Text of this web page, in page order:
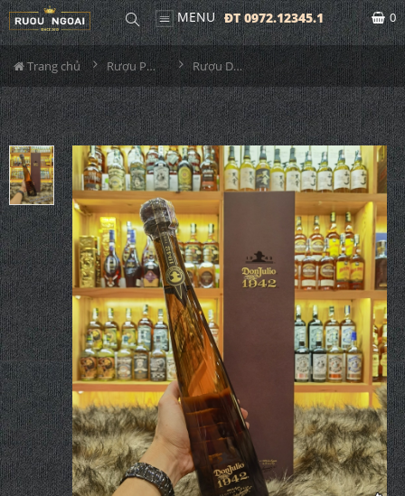
MENU ĐT 0972.12345.1 0
Trang chủ Rượu Pha Chế Rượu Donjulio 1942